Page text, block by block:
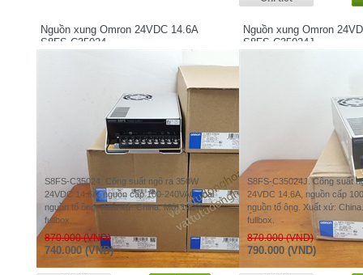
Nguồn xung Omron 24VDC 14.6A
S8FS-C35024
S8FS-C35024. Công suất ngõ ra 350W
24VDC 14.6A, nguồn cấp 100-240VAC, loại
nguồn tổ ông. Xuất xứ: China. Mới 100%,
fullbox.
870.000 (VND)
740.000 (VND)
Nguồn xung Omron
S8FS-C35024J
S8FS-C35024J. Công suất
24VDC 14.6A, nguồn cấp
nguồn tổ ông. Xuất xứ:
fullbox.
870.000 (VND)
790.000 (VND)